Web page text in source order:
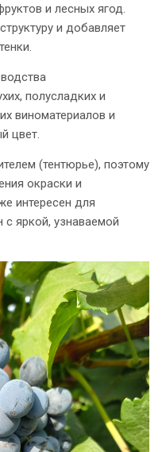
и лесных ягод.
и добавляет
полусладких и
виноматериалов и
цвет.
(тентюрье), поэтому
окраски и
интересен для
яркой, узнаваемой